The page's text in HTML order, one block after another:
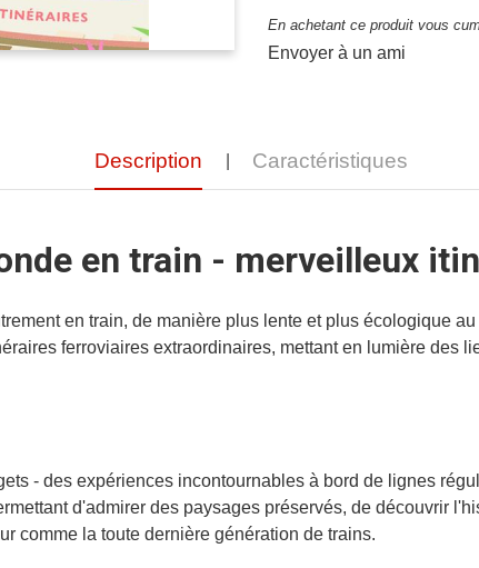
En achetant ce produit vous
Envoyer à un ami
Description Caractéristiques
en train - merveilleux
en train, de manière plus lente et plus écologique
ferroviaires extraordinaires, mettant en lumière des
- des expériences incontournables à bord de lignes
d'admirer des paysages préservés, de découvrir
comme la toute dernière génération de trains.